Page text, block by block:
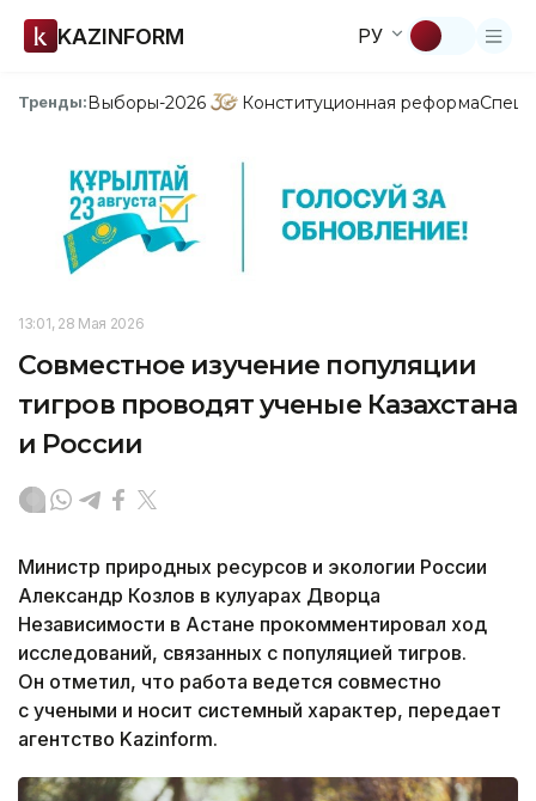
KAZINFORM РУ
Тренды:Выборы-2026 Конституционная реформа
13:01, 28 Мая 2026
Совместное изучение популяции
тигров проводят ученые Казахстана
и России
Министр природных ресурсов и экологии России
Александр Козлов в кулуарах Дворца
Независимости в Астане прокомментировал ход
исследований, связанных с популяцией тигров.
Он отметил, что работа ведется совместно
с учеными и носит системный характер, передает
агентство Kazinform.